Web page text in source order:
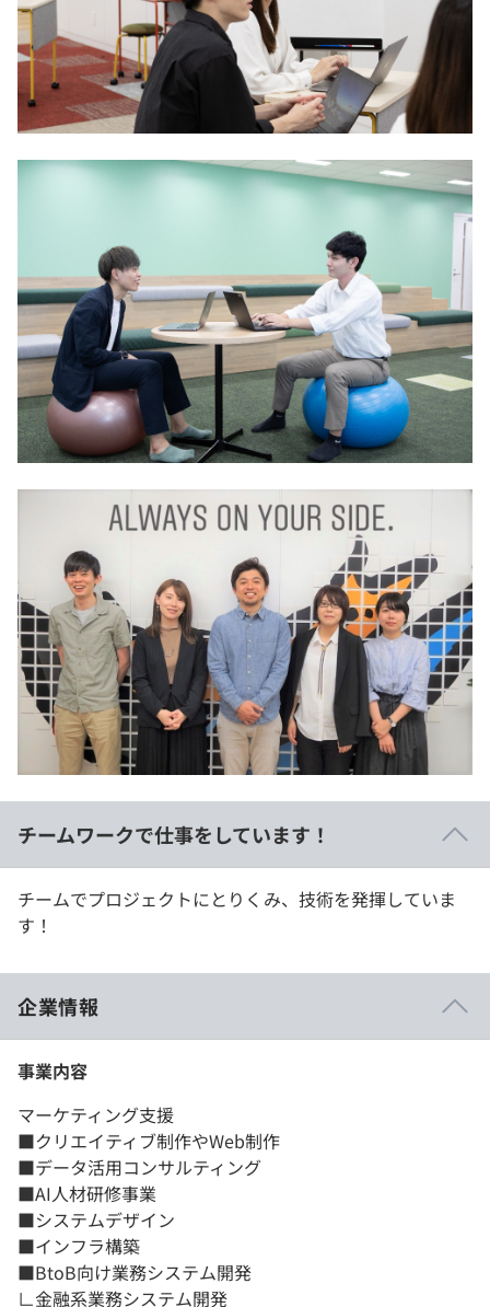
チームワークで仕事をしています！
チームでプロジェクトにとりくみ、技術を発揮していま
す！
企業情報
事業内容
マーケティング支援
■クリエイティブ制作やWeb制作
■データ活用コンサルティング
■AI人材研修事業
■システムデザイン
■インフラ構築
■BtoB向け業務システム開発
∟金融系業務システム開発